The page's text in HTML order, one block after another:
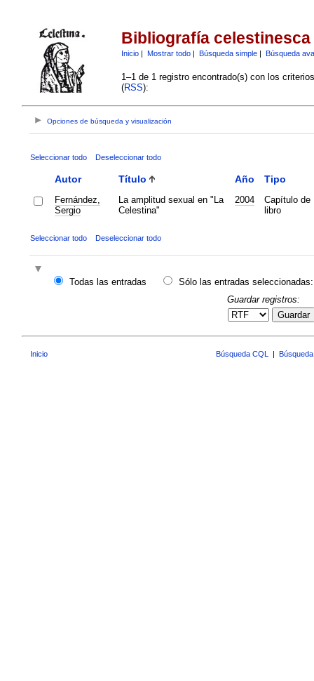
Bibliografía celestinesca
Inicio| Mostrar todo| Búsqueda simple| Búsqueda
1–1 de 1 registro encontrado(s) con los
(RSS):
Opciones de búsqueda y visualización
Seleccionar todo Deseleccionar todo
Autor Título Año Tipo
Fernández,
Sergio
La amplitud sexual en "La
Celestina"
2004
Capítulo de
libro
Seleccionar todo Deseleccionar todo
Todas las entradas
Sólo las entradas seleccionadas:
Guardar registros:
Guardar
Inicio Búsqueda CQL